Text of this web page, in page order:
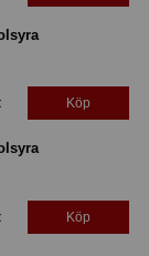
Köp
Köp